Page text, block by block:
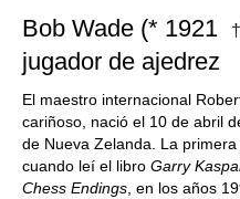
Bob Wade (* 1921 †
jugador de ajedrez
El maestro internacional
cariñoso, nació el 10 de abril
de Nueva Zelanda. La
cuando leí el libro Garry
Chess Endings , en los años